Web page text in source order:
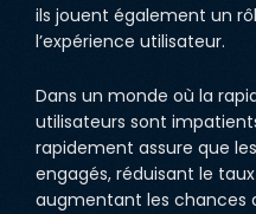
ils jouent également un
l’expérience utilisateur.
Dans un monde où la
utilisateurs sont
rapidement assure que
engagés, réduisant le
augmentant les chances